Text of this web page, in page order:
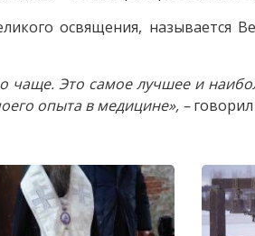
освящения, называется
чаще. Это самое лучшее и
опыта в медицине», –говорил